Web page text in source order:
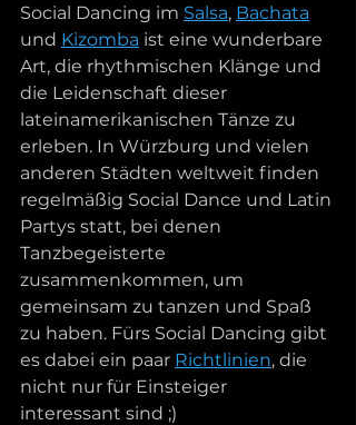
Social Dancing im Salsa, Bachata
und Kizomba ist eine wunderbare
Art, die rhythmischen Klänge und
die Leidenschaft dieser
lateinamerikanischen Tänze zu
erleben. In Würzburg und vielen
anderen Städten weltweit finden
regelmäßig Social Dance und Latin
Partys statt, bei denen
Tanzbegeisterte
zusammenkommen, um
gemeinsam zu tanzen und Spaß
zu haben. Fürs Social Dancing gibt
es dabei ein paar Richtlinien, die
nicht nur für Einsteiger
interessant sind ;)